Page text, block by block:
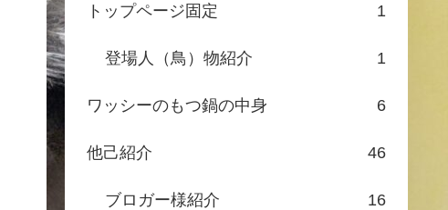
トップページ固定 1
登場人（鳥）物紹介 1
ワッシーのもつ鍋の中身 6
他己紹介 46
ブロガー様紹介 16